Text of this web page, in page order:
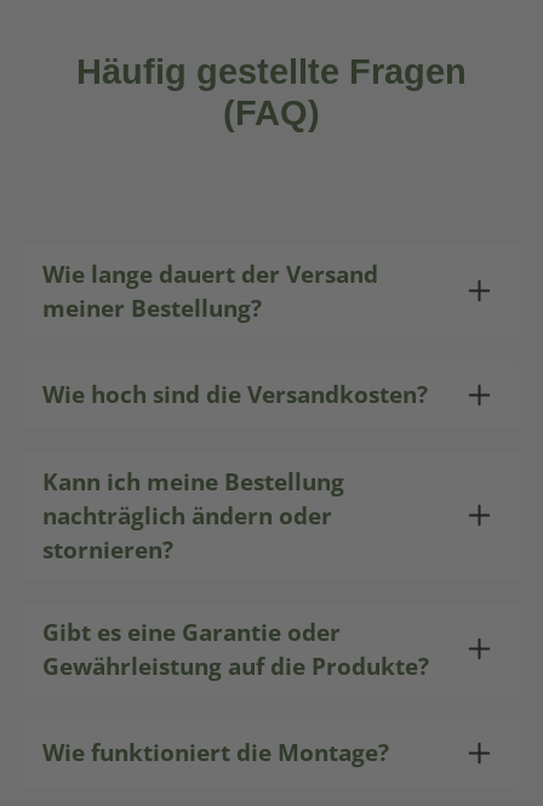
Häufig gestellte Fragen
(FAQ)
Wie lange dauert der Versand
meiner Bestellung?
Wie hoch sind die Versandkosten?
Kann ich meine Bestellung
nachträglich ändern oder
stornieren?
Gibt es eine Garantie oder
Gewährleistung auf die Produkte?
Wie funktioniert die Montage?